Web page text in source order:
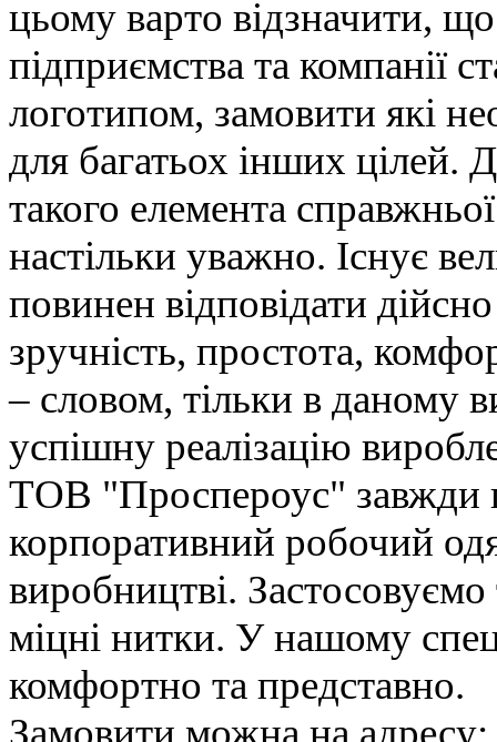
цьому варто відзначити,
підприємства та компанії
логотипом, замовити які
для багатьох інших цілей.
такого елемента
настільки уважно. Існує
повинен відповідати
зручність, простота,
– словом, тільки в даному
успішну реалізацію
ТОВ "Проспероус" завжди
корпоративний робочий
виробництві.
міцні нитки. У нашому
комфортно та представно.
Замовити можна на